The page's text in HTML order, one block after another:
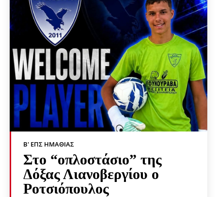
Β' ΕΠΣ ΗΜΑΘΊΑΣ
Στο “οπλοστάσιο” της
Δόξας Λιανοβεργίου ο
Ροτσιόπουλος